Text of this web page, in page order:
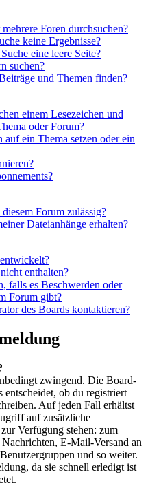
Foren durchsuchen?
keine Ergebnisse?
eine leere Seite?
suchen?
und Themen finden?
einem Lesezeichen und
oder Forum?
ein Thema setzen oder ein
Forum zulässig?
Dateianhänge erhalten?
enthalten?
falls es Beschwerden oder
Forum gibt?
des Boards kontaktieren?
zwingend. Die Board-
entscheidet, ob du registriert
Auf jeden Fall erhältst
auf zusätzliche
Verfügung stehen: zum
E-Mail-Versand an
und so weiter.
da sie schnell erledigt ist